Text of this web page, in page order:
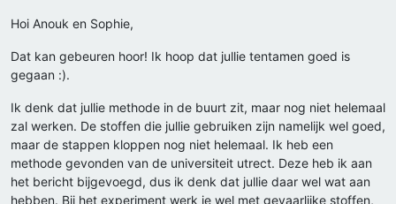
Hoi Anouk en Sophie,
Dat kan gebeuren hoor! Ik hoop dat jullie tentamen goed is
gegaan :).
Ik denk dat jullie methode in de buurt zit, maar nog niet helemaal
zal werken. De stoffen die jullie gebruiken zijn namelijk wel goed,
maar de stappen kloppen nog niet helemaal. Ik heb een
methode gevonden van de universiteit utrect. Deze heb ik aan
het bericht bijgevoegd, dus ik denk dat jullie daar wel wat aan
hebben. Bij het experiment werk je wel met gevaarlijke stoffen,